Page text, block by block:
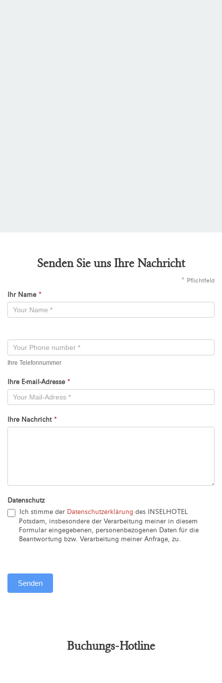
Senden Sie uns Ihre Nachricht
* Pflichtfeld
Kontaktformular
-
Ihr Name *
Ihre Telefonnummer
Ihre E-mail-Adresse *
Ihre Nachricht *
Datenschutz
Ich stimme der Datenschutzerklärung des INSELHOTEL
Potsdam, insbesondere der Verarbeitung meiner in diesem
Formular eingegebenen, personenbezogenen Daten für die
Beantwortung bzw. Verarbeitung meiner Anfrage, zu.
Senden
Buchungs-Hotline